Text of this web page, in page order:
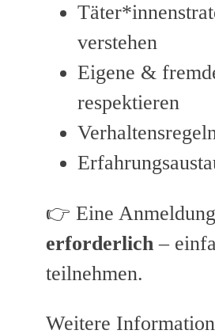
verstehen
Eigene &
respektieren
👉 Eine
erforderlich –
teilnehmen.
Weitere